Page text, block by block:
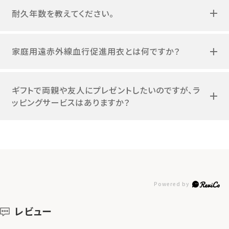
耐久年数を教えてください。
家庭用遠赤外線血行促進用衣とは何ですか？
ギフトで両親や友人にプレゼントしたいのですが、ラ
ッピングサービスはありますか？
レビュー